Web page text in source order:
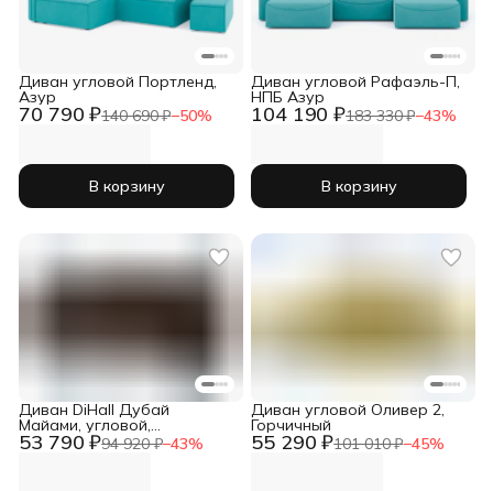
70 790 ₽140 690 ₽−50%
Диван угловой Портленд,
Азур
В корзину
104 190 ₽183 330 ₽−43%
Диван угловой Рафаэль-П,
НПБ Азур
В корзину
53 790 ₽94 920 ₽−43%
Диван DiHall Дубай
Майами, угловой,
еврокнижка, велюр, ящик 55 290 ₽101 010 ₽−45%
Диван угловой Оливер 2,
Горчичный